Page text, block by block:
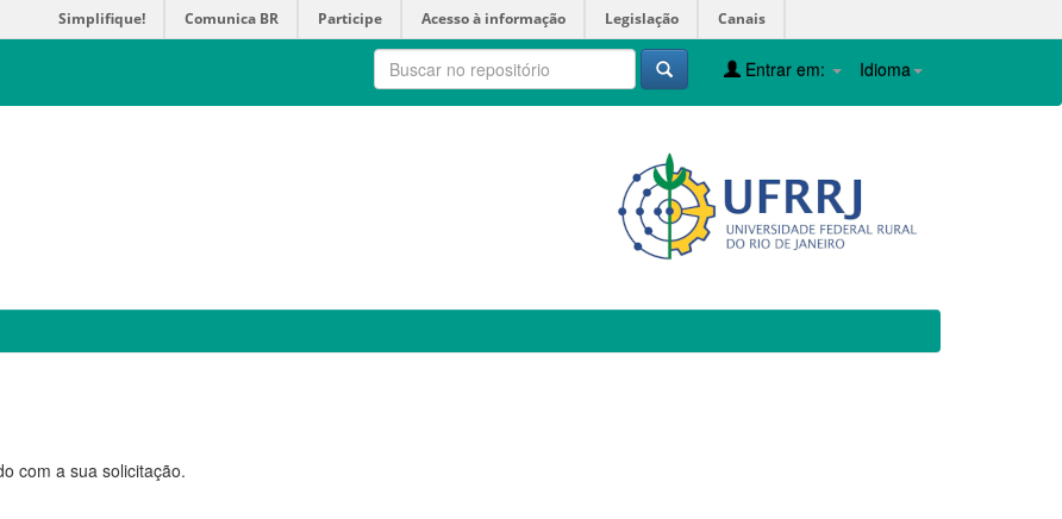
Simplifique! Comunica BR Participe Acesso à informação Legislação Canais
Idioma
Entrar em:
com a sua solicitação.